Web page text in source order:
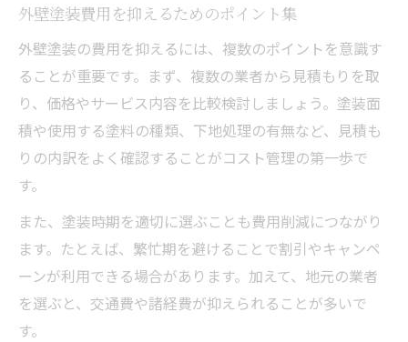
外壁塗装費用を抑えるためのポイント集
外壁塗装の費用を抑えるには、複数のポイントを意識す
ることが重要です。まず、複数の業者から見積もりを取
り、価格やサービス内容を比較検討しましょう。塗装面
積や使用する塗料の種類、下地処理の有無など、見積も
りの内訳をよく確認することがコスト管理の第一歩で
す。
また、塗装時期を適切に選ぶことも費用削減につながり
ます。たとえば、繁忙期を避けることで割引やキャンペ
ーンが利用できる場合があります。加えて、地元の業者
を選ぶと、交通費や諸経費が抑えられることが多いで
す。